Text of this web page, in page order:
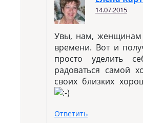
14.07.2015
Увы, нам, женщинам
времени. Вот и
просто уделить
радоваться самой
своих близких
Ответить